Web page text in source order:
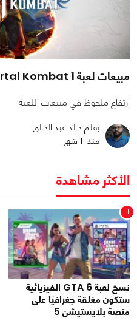
مبيعات لعبة Mortal Kombat 1 تتجاوز 6.2 مليون نسخة
ارتفاع ملحوظ في مبيعات اللعبة
بقلم خالد عبد الخالق
منذ 11 شهر
الأكثر مشاهدة
1
نسخ لعبة GTA 6 الفيزيائية
ستكون مغلقة جغرافيًا على
منصة بلايستيشن 5